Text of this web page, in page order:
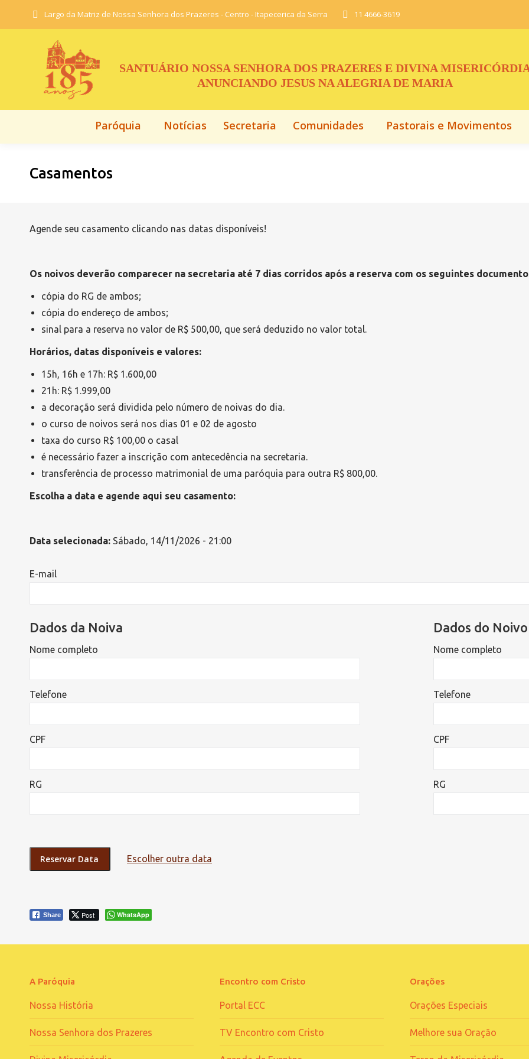
Largo da Matriz de Nossa Senhora dos Prazeres - Centro - Itapecerica da Serra 11 4666-3619
SANTUÁRIO NOSSA SENHORA DOS PRAZERES E DIVINA
ANUNCIANDO JESUS NA ALEGRIA DE MARIA
Paróquia Notícias Secretaria Comunidades Pastorais e Movimentos
Casamentos
Agende seu casamento clicando nas datas disponíveis!
Os noivos deverão comparecer na secretaria até 7 dias corridos após a reserva com os seguintes
cópia do RG de ambos;
cópia do endereço de ambos;
sinal para a reserva no valor de R$ 500,00, que será deduzido no valor total.
Horários, datas disponíveis e valores:
15h, 16h e 17h: R$ 1.600,00
21h: R$ 1.999,00
a decoração será dividida pelo número de noivas do dia.
o curso de noivos será nos dias 01 e 02 de agosto
taxa do curso R$ 100,00 o casal
é necessário fazer a inscrição com antecedência na secretaria.
transferência de processo matrimonial de uma paróquia para outra R$ 800,00.
Escolha a data e agende aqui seu casamento:
Data selecionada: Sábado, 14/11/2026 - 21:00
E-mail
Dados da Noiva
Nome completo
Telefone
CPF
RG
Dados do Noivo
Nome completo
Telefone
CPF
RG
Escolher outra data
Share Post WhatsApp
A Paróquia
Nossa História
Nossa Senhora dos Prazeres
Encontro com Cristo
Portal ECC
TV Encontro com Cristo
Orações
Orações Especiais
Melhore sua Oração
Paróquia Notícias Secretaria Comunidades Pastorais e Movimentos